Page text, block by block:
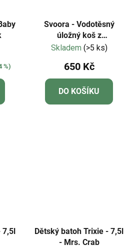
%)
Svoora - Vodotěsný
úložný koš z
omyvatelného
"Vzdušné balóny"
Skladem (>5 ks)
650 Kč
DO KOŠÍKU
7,5l
Dětský batoh Trixie - 7,5l
- Mrs. Crab